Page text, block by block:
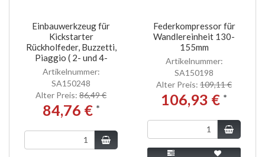
Einbauwerkzeug für
Kickstarter
Rückholfeder, Buzzetti,
Piaggio ( 2- und 4-
Artikelnummer:
SA150248
Alter Preis: 86,49 €
84,76 € *
Federkompressor für
Wandlereinheit 130-
155mm
Artikelnummer:
SA150198
Alter Preis: 109,11 €
106,93 € *